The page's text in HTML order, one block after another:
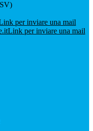
per inviare una mail
Link per inviare una mail